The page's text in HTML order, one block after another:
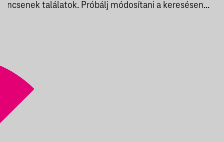
találatok. Próbálj módosítani a keresésen...